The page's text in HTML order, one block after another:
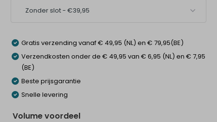
Gratis verzending vanaf € 49,95 (NL) en € 79,95(BE)
Verzendkosten onder de € 49,95 van € 6,95 (NL) en € 7,95
(BE)
Beste prijsgarantie
Snelle levering
Volume voordeel